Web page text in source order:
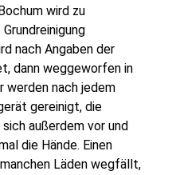
wird zu
nach Angaben der
dann weggeworfen in
werden nach jedem
gereinigt, die
außerdem vor und
die Hände. Einen
Läden wegfällt,